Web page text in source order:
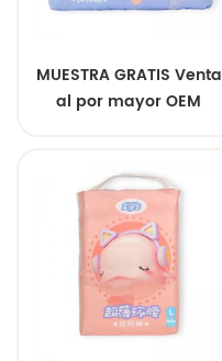
MUESTRA GRATIS Venta
al por mayor OEM
absorción Pañales
suaves para bebé